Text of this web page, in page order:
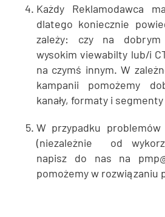
Każdy Reklamodawca
dlatego koniecznie
zależy: czy na
wysokim viewabilty lub/i
na czymś innym. W
kampanii pomożemy
kanały, formaty i
W przypadku
(niezależnie od
napisz do nas na
pomożemy w rozwiązaniu